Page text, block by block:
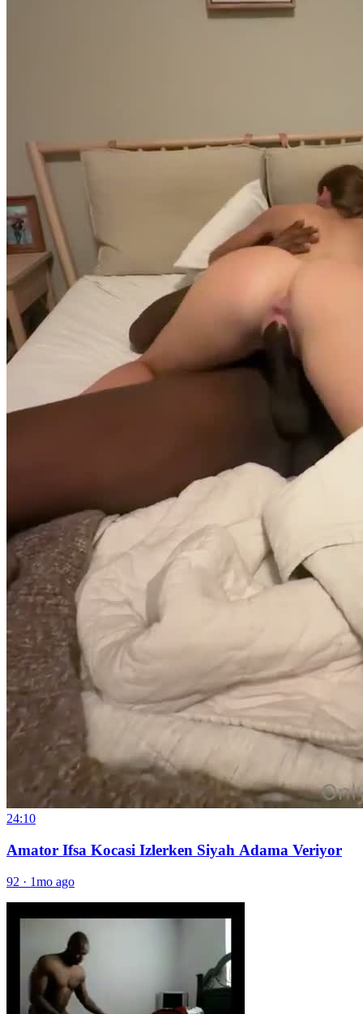
24:10
Amator Ifsa Kocasi Izlerken Siyah Adama Veriyor
92 · 1mo ago